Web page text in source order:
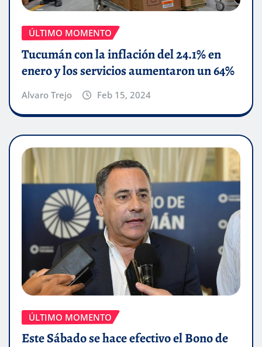
ÚLTIMO MOMENTO
Tucumán con la inflación del 24.1% en
enero y los servicios aumentaron un 64%
Alvaro Trejo Feb 15, 2024
ÚLTIMO MOMENTO
Este Sábado se hace efectivo el Bono de